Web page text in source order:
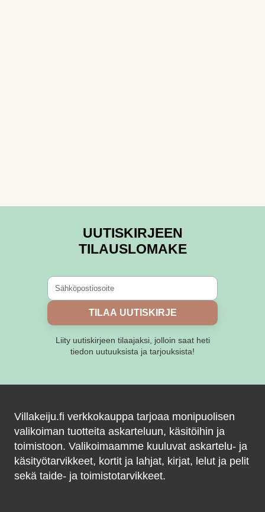
UUTISKIRJEEN
TILAUSLOMAKE
TILAA UUTISKIRJE
Liity uutiskirjeen tilaajaksi, jolloin saat heti
tiedon uutuuksista ja tarjouksista!
Villakeiju.fi verkkokauppa tarjoaa monipuolisen
valikoiman tuotteita askarteluun, käsitöihin ja
toimistoon. Valikoimaamme kuuluvat askartelu- ja
käsityötarvikkeet, kortit ja lahjat, kirjat, lelut ja pelit
sekä taide- ja toimistotarvikkeet.